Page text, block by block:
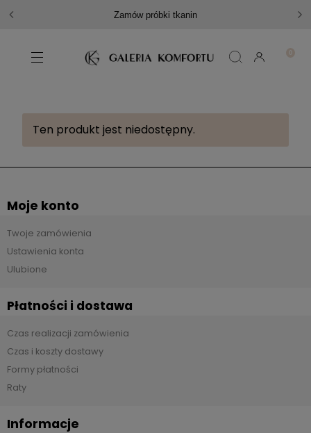
Zamów próbki tkanin
Ten produkt jest niedostępny.
Moje konto
Twoje zamówienia
Ustawienia konta
Ulubione
Płatności i dostawa
Czas realizacji zamówienia
Czas i koszty dostawy
Formy płatności
Raty
Informacje